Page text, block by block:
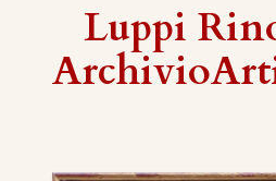
Luppi